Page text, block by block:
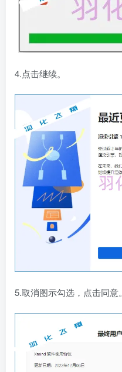
4.点击继续。
5.取消图示勾选，点击同意。